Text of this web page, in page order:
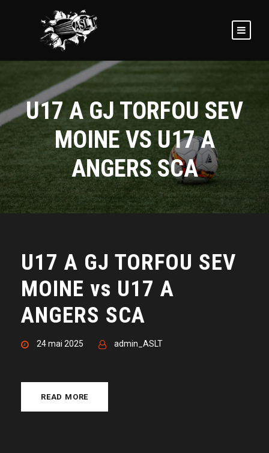
U17 A GJ TORFOU SEV
MOINE VS U17 A
ANGERS SCA
U17 A GJ TORFOU SEV
MOINE vs U17 A
ANGERS SCA
24 mai 2025 admin_ASLT
READ MORE